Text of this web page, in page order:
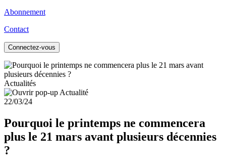
Abonnement
Contact
Connectez-vous
Actualités
22/03/24
Pourquoi le printemps ne commencera
plus le 21 mars avant plusieurs décennies
?